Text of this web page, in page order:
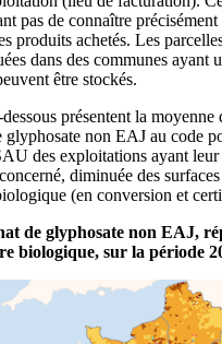
pas de connaître
produits achetés. Les
dans des communes ayant
être stockés.
présentent la moyenne
glyphosate non EAJ au code
des exploitations ayant leur
diminuée des
(en conversion et
de glyphosate non EAJ,
biologique, sur la période